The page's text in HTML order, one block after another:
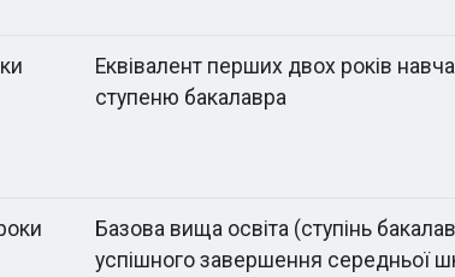
Еквівалент перших двох років
ступеню бакалавра
Базова вища освіта (ступінь
успішного завершення середньої